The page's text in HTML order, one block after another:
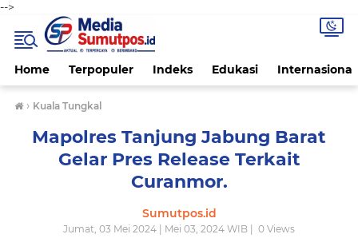
-->
Home Terpopuler Indeks Edukasi Internasional
› Kuala Tungkal
Mapolres Tanjung Jabung Barat
Gelar Pres Release Terkait
Curanmor.
Sumutpos.id
Jumat, 03 Mei 2024 | Mei 03, 2024 WIB | 0 Views